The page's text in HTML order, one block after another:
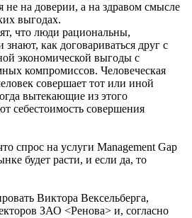
на доверии, а на здравом смысле
выгодах.
что люди рациональны,
знают, как договариваться друг с
экономической выгоды с
компромиссов. Человеческая
совершает тот или иной
вытекающие из этого
себестоимость совершения
спрос на услуги Management Gap
будет расти, и если да, то
Виктора Вексельберга,
ЗАО <Ренова> и, согласно